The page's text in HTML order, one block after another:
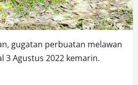
gugatan perbuatan melawan
3 Agustus 2022 kemarin.